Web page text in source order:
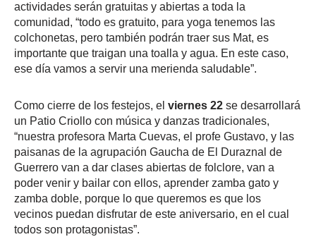
actividades serán gratuitas y abiertas a toda la
comunidad, “todo es gratuito, para yoga tenemos las
colchonetas, pero también podrán traer sus Mat, es
importante que traigan una toalla y agua. En este caso,
ese día vamos a servir una merienda saludable”.
Como cierre de los festejos, el viernes 22 se desarrollará
un Patio Criollo con música y danzas tradicionales,
“nuestra profesora Marta Cuevas, el profe Gustavo, y las
paisanas de la agrupación Gaucha de El Duraznal de
Guerrero van a dar clases abiertas de folclore, van a
poder venir y bailar con ellos, aprender zamba gato y
zamba doble, porque lo que queremos es que los
vecinos puedan disfrutar de este aniversario, en el cual
todos son protagonistas”.